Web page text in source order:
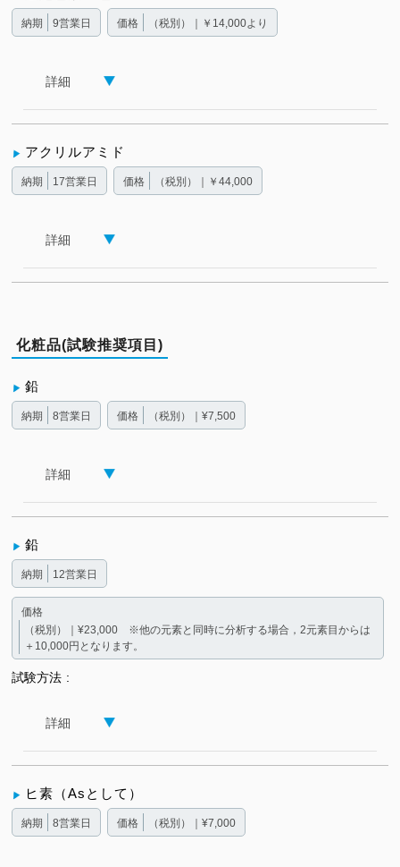
納期 9営業日 価格 （税別）｜￥14,000より
詳細
アクリルアミド
納期 17営業日 価格 （税別）｜￥44,000
詳細
化粧品(試験推奨項目)
鉛
納期 8営業日 価格 （税別）｜¥7,500
詳細
鉛
納期 12営業日
価格
（税別）｜¥23,000 ※他の元素と同時に分析する場合，2元素目からは
＋10,000円となります。
試験方法
詳細
ヒ素（Asとして）
納期 8営業日 価格 （税別）｜¥7,000